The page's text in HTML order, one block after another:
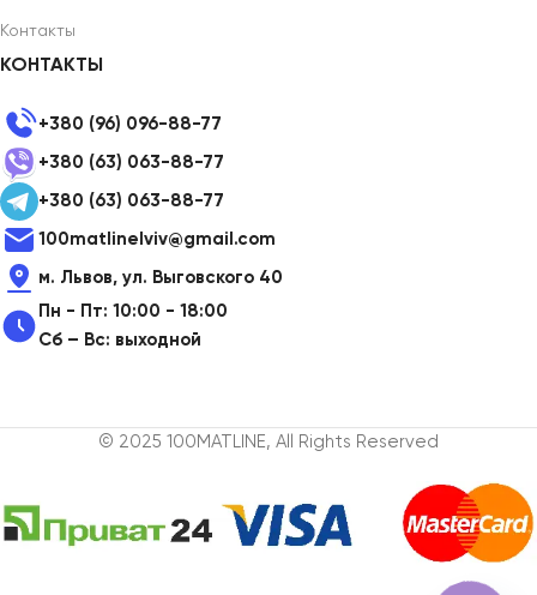
Контакты
КОНТАКТЫ
+380 (96) 096-88-77
+380 (63) 063-88-77
+380 (63) 063-88-77
100matlinelviv@gmail.com
м. Львов, ул. Выговского 40
Пн - Пт: 10:00 - 18:00
Сб – Вс: выходной
© 2025 100MATLINE, All Rights Reserved